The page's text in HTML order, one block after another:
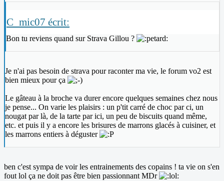
C_mic07 écrit:
Bon tu reviens quand sur Strava Gillou ?
Je n'ai pas besoin de strava pour raconter ma vie, le forum vo2 est
bien mieux pour ça
Le gâteau à la broche va durer encore quelques semaines chez nous
je pense... On varie les plaisirs : un p'tit carré de choc par ci, un
nougat par là, de la tarte par ici, un peu de biscuits quand même,
etc. et puis il y a encore les brisures de marrons glacés à cuisiner, et
les marrons entiers à déguster
ben c'est sympa de voir les entrainements des copains ! ta vie on s'en
fout lol ça ne doit pas être bien passionnant MDr